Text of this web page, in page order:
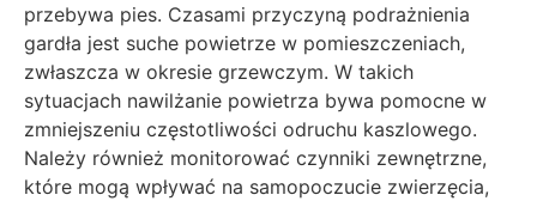
przebywa pies. Czasami przyczyną podrażnienia
gardła jest suche powietrze w pomieszczeniach,
zwłaszcza w okresie grzewczym. W takich
sytuacjach nawilżanie powietrza bywa pomocne w
zmniejszeniu częstotliwości odruchu kaszlowego.
Należy również monitorować czynniki zewnętrzne,
które mogą wpływać na samopoczucie zwierzęcia,